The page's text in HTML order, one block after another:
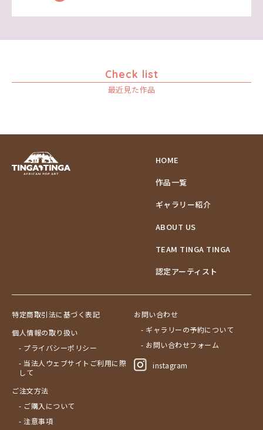
Check list
最近見た作品
HOME
作品一覧
ギャラリー紹介
ABOUT US
TEAM TINGA TINGA
認定アーティスト
特定商取引法に基づく表記
個人情報の取り扱い
- プライバシーポリシー
- 当法人ウェブサイトご利用に際
して
ご注文方法
- ご購入について
- 注意事項
お問い合わせ
- ギャラリーの予約について
- お問い合わせフォーム
instagram